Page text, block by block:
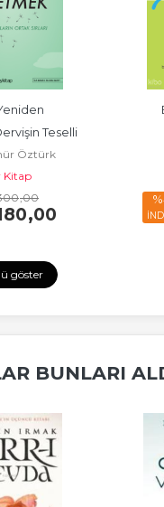
Teselli
5
Öztürk
Kitap
,00
,00
göster
BUNLARI